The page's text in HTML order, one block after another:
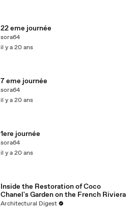
22 eme journée
sora64
il y a 20 ans
7 eme journée
sora64
il y a 20 ans
1ere journée
sora64
il y a 20 ans
Inside the Restoration of Coco
Chanel's Garden on the French Riviera
Architectural Digest